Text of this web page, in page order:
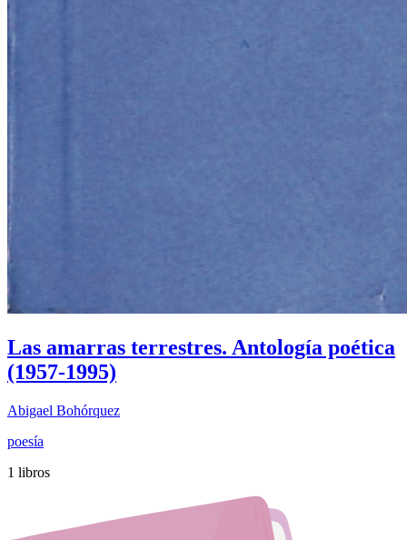
Las amarras terrestres. Antología poética
(1957-1995)
Abigael Bohórquez
poesía
1 libros